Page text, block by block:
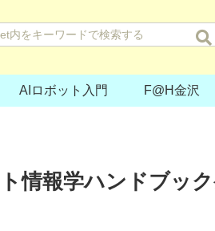
AIロボット入門 F@H金沢
情報学ハンドブッ